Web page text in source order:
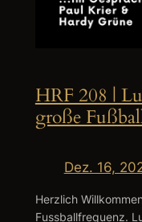
HRF 208 |
große
Dez. 16,
Herzlich
Fussballfrequenz.